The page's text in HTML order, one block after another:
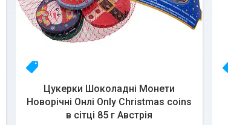
Цукерки Шоколадні Монети
Новорічні Онлі Only Christmas coins
в сітці 85 г Австрія